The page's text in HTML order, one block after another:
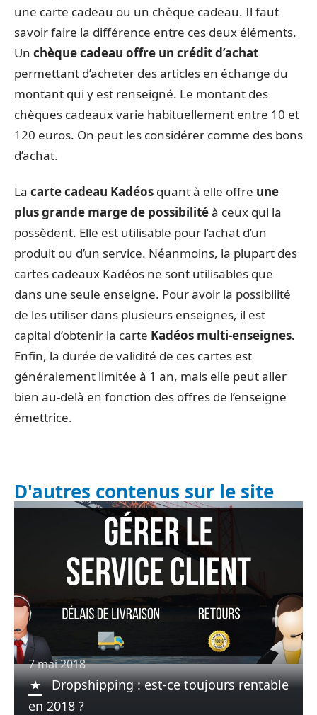
une carte cadeau ou un chèque cadeau. Il faut
savoir faire la différence entre ces deux éléments.
Un chèque cadeau offre un crédit d’achat
permettant d’acheter des articles en échange du
montant qui y est renseigné. Le montant des
chèques cadeaux varie habituellement entre 10 et
120 euros. On peut les considérer comme des bons
d’achat.
La carte cadeau Kadéos quant à elle offre une
plus grande marge de possibilitéà ceux qui la
possèdent. Elle est utilisable pour l’achat d’un
produit ou d’un service. Néanmoins, la plupart des
cartes cadeaux Kadéos ne sont utilisables que
dans une seule enseigne. Pour avoir la possibilité
de les utiliser dans plusieurs enseignes, il est
capital d’obtenir la carte Kadéos multi-enseignes.
Enfin, la durée de validité de ces cartes est
généralement limitée à 1 an, mais elle peut aller
bien au-delà en fonction des offres de l’enseigne
émettrice.
D'autres contenus sur le site
7 mai 2018
Dropshipping : est-ce toujours rentable
en 2018 ?